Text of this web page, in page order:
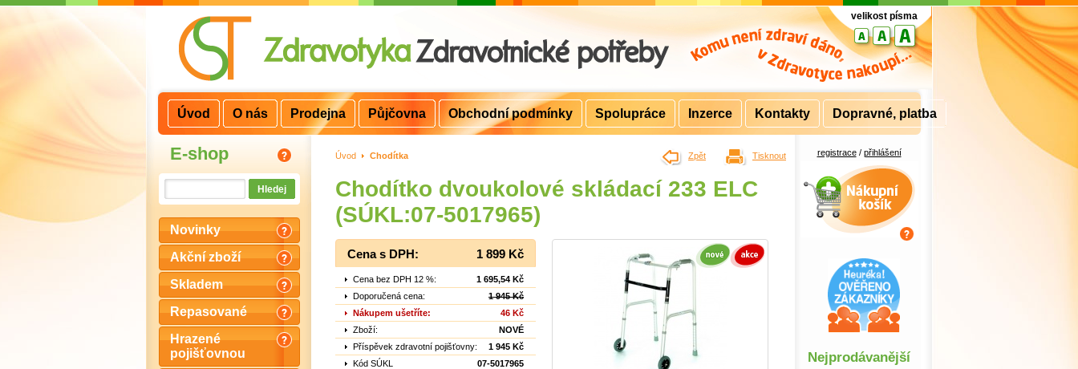
E-shop
Novinky
Akční zboží
Skladem
Repasované
Hrazené
pojišťovnou
Úvod > Chodítka
Chodítko dvoukolové skládací 233 ELC
(SÚKL:07-5017965)
Cena s DPH: 1 899 Kč
Cena bez DPH 12 %:
1 695,54 Kč
Doporučená cena:
1 945 Kč
Nákupem ušetříte:
46 Kč
Zboží:
NOVÉ
Příspěvek zdravotní pojišťovny:
1 945 Kč
Kód SÚKL
07-5017965
registrace/ přihlášení
Nákupní košík
velikost písma
Tisknout
Zpět
Nejprodávanější
Úvod O nás Prodejna Půjčovna Obchodní podmínky Spolupráce Inzerce Kontakty Dopravné, platba